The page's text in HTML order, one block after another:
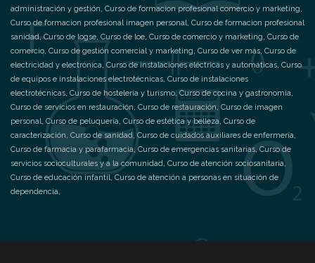
administración y gestión, Curso de formacion profesional comercio y marketing,
Curso de formacion profesional imagen personal, Curso de formacion profesional
sanidad,Curso de logse, Curso de loe, Curso de comercio y marketing, Curso de
comercio, Curso de gestión comercial y marketing, Curso de ver más, Curso de
electricidad y electrónica, Curso de instalaciones eléctricas y automáticas, Curso
de equipos e instalaciones electrotécnicas, Curso de instalaciones
electrotécnicas, Curso de hostelería y turismo,Curso de cocina y gastronomía,
Curso de servicios en restauración, Curso de restauración, Curso de imagen
personal, Curso de peluquería, Curso de estética y belleza, Curso de
caracterización, Curso de sanidad, Curso de cuidados auxiliares de enfermería,
Curso de farmacia y parafarmacia,Curso de emergencias sanitarias,Curso de
servicios socioculturales y a la comunidad, Curso de atención sociosanitaria,
Curso de educación infantil, Curso de atención a personas en situación de
dependencia,